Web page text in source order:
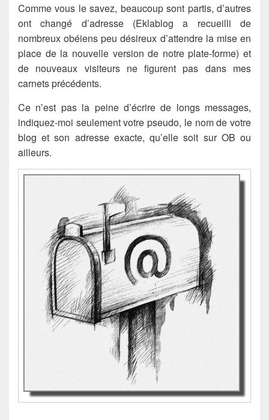
Comme vous le savez, beaucoup sont partis, d’autres
ont changé d’adresse (Eklablog a recueilli de
nombreux obéiens peu désireux d’attendre la mise en
place de la nouvelle version de notre plate-forme) et
de nouveaux visiteurs ne figurent pas dans mes
carnets précédents.
Ce n’est pas la peine d’écrire de longs messages,
indiquez-moi seulement votre pseudo, le nom de votre
blog et son adresse exacte, qu’elle soit sur OB ou
ailleurs.